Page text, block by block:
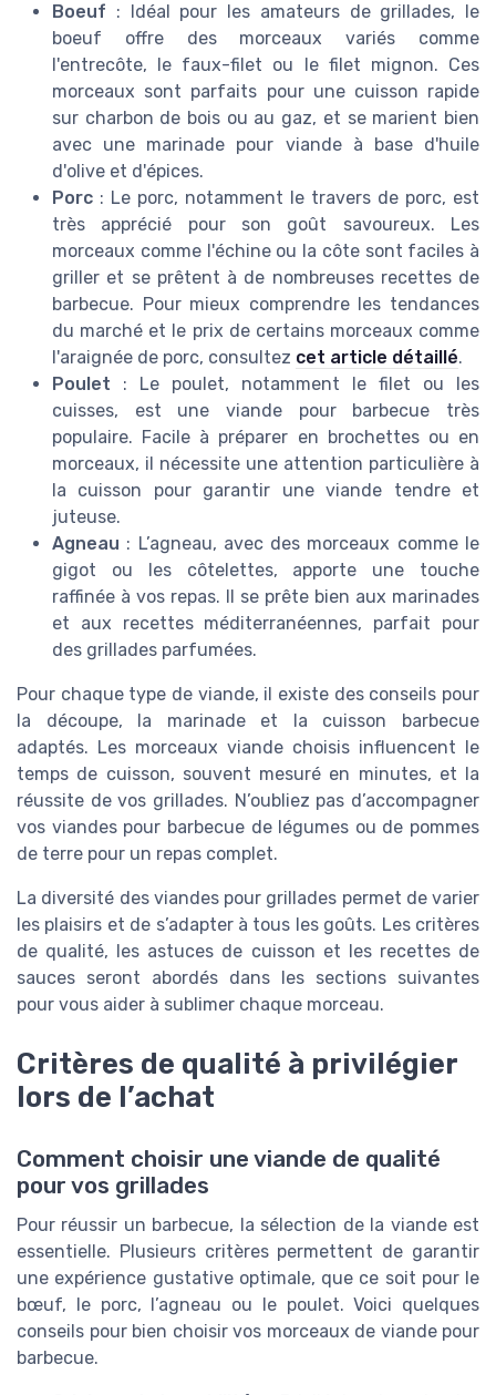
Boeuf : Idéal pour les amateurs de grillades, le
boeuf offre des morceaux variés comme
l'entrecôte, le faux-filet ou le filet mignon. Ces
morceaux sont parfaits pour une cuisson rapide
sur charbon de bois ou au gaz, et se marient bien
avec une marinade pour viande à base d'huile
d'olive et d'épices.
Porc : Le porc, notamment le travers de porc, est
très apprécié pour son goût savoureux. Les
morceaux comme l'échine ou la côte sont faciles à
griller et se prêtent à de nombreuses recettes de
barbecue. Pour mieux comprendre les tendances
du marché et le prix de certains morceaux comme
l'araignée de porc, consultez cet article détaillé.
Poulet : Le poulet, notamment le filet ou les
cuisses, est une viande pour barbecue très
populaire. Facile à préparer en brochettes ou en
morceaux, il nécessite une attention particulière à
la cuisson pour garantir une viande tendre et
juteuse.
Agneau : L’agneau, avec des morceaux comme le
gigot ou les côtelettes, apporte une touche
raffinée à vos repas. Il se prête bien aux marinades
et aux recettes méditerranéennes, parfait pour
des grillades parfumées.
Pour chaque type de viande, il existe des conseils pour
la découpe, la marinade et la cuisson barbecue
adaptés. Les morceaux viande choisis influencent le
temps de cuisson, souvent mesuré en minutes, et la
réussite de vos grillades. N’oubliez pas d’accompagner
vos viandes pour barbecue de légumes ou de pommes
de terre pour un repas complet.
La diversité des viandes pour grillades permet de varier
les plaisirs et de s’adapter à tous les goûts. Les critères
de qualité, les astuces de cuisson et les recettes de
sauces seront abordés dans les sections suivantes
pour vous aider à sublimer chaque morceau.
Critères de qualité à privilégier
lors de l’achat
Comment choisir une viande de qualité
pour vos grillades
Pour réussir un barbecue, la sélection de la viande est
essentielle. Plusieurs critères permettent de garantir
une expérience gustative optimale, que ce soit pour le
bœuf, le porc, l’agneau ou le poulet. Voici quelques
conseils pour bien choisir vos morceaux de viande pour
barbecue.